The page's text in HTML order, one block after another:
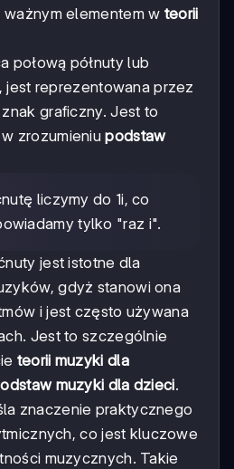
elementem w teorii
połową półnuty lub
jest reprezentowana przez
graficzny. Jest to
zrozumieniupodstaw
liczymy do 1i, co
tylko "raz i".
jest istotne dla
gdyż stanowi ona
i jest często używana
Jest to szczególnie
teorii muzyki dla
muzyki dla dzieci.
znaczenie praktycznego
co jest kluczowe
muzycznych. Takie